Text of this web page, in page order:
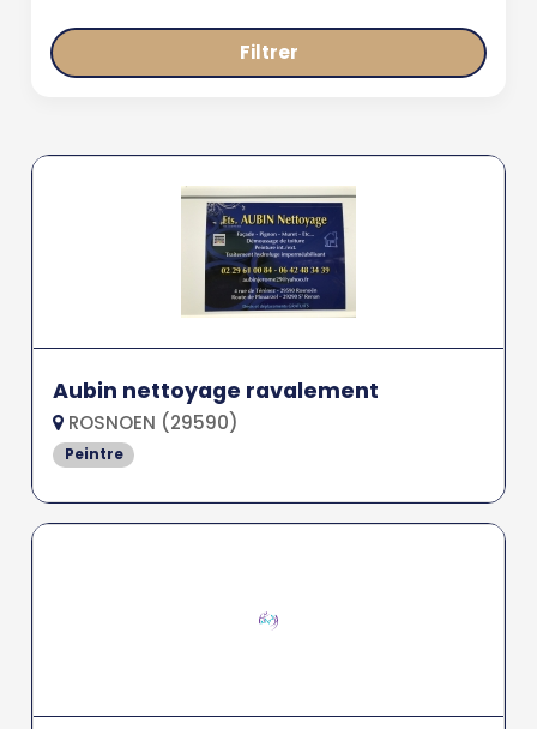
Filtrer
Aubin nettoyage ravalement
ROSNOEN (29590)
Peintre